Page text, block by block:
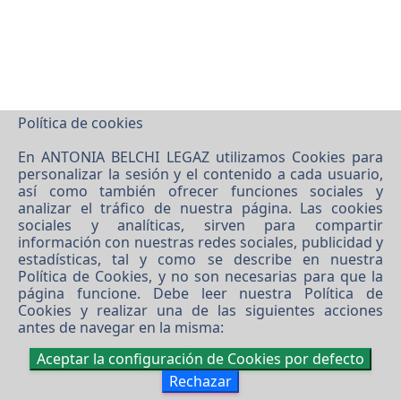
Política de cookies
En ANTONIA BELCHI LEGAZ utilizamos Cookies para
personalizar la sesión y el contenido a cada usuario,
así como también ofrecer funciones sociales y
analizar el tráfico de nuestra página. Las cookies
sociales y analíticas, sirven para compartir
información con nuestras redes sociales, publicidad y
estadísticas, tal y como se describe en nuestra
Política de Cookies, y no son necesarias para que la
página funcione. Debe leer nuestra Política de
Cookies y realizar una de las siguientes acciones
antes de navegar en la misma:
Aceptar la configuración de Cookies por defecto
Rechazar